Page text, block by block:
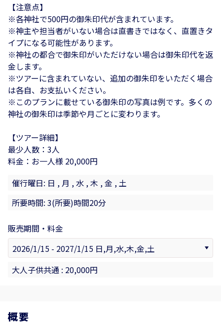
【注意点】
※各神社で500円の御朱印代が含まれています。
※神主や担当者がいない場合は直書きではなく、直置きタ
イプになる可能性があります。
※神社の都合で御朱印がいただけない場合は御朱印代を返
金します。
※ツアーに含まれていない、追加の御朱印をいただく場合
は各自、お支払いください。
※このプランに載せている御朱印の写真は例です。多くの
神社の御朱印は季節や月ごとに変わります。
【ツアー詳細】
最少人数：3人
料金：お一人様 20,000円
催行曜日: 日 , 月 , 水 , 木 , 金 , 土
所要時間: 3(所要)時間20分
販売期間・料金
大人子供共通 : 20,000円
概要